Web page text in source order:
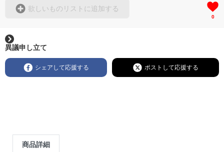
欲しいものリストに追加する
0
異議申し立て
シェアして応援する ポストして応援する
商品詳細